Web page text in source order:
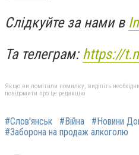
Слідкуйте за нами в
Та телеграм:https://
Якщо ви помітили помилку, виділіть
повідомити про це редакцію
#Слов'янськ #Війна
#Новини
#Заборона на продаж алкоголю